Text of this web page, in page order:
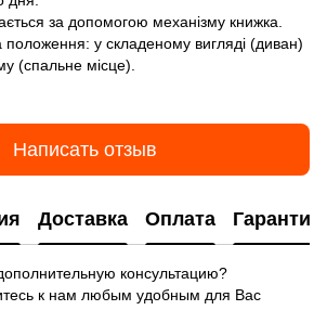
за допомогою механізму книжка.
положення: у складеному вигляді (диван)
(спальне місце).
Написать отзыв
Доставка Оплата Гарантия
консультацию?
к нам любым удобным для Вас